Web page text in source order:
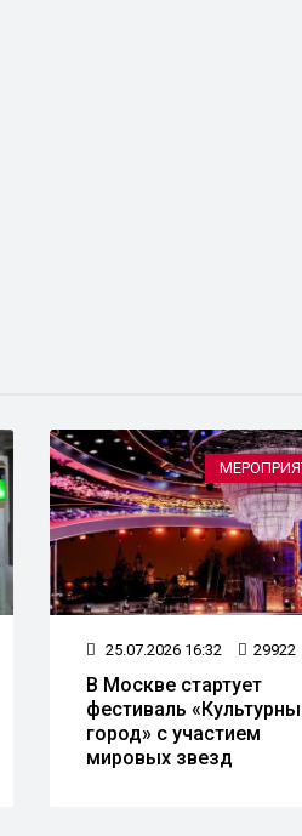
25.07.2026 16:32 29922
В Москве стартует
фестиваль
город» с участием
мировых звезд